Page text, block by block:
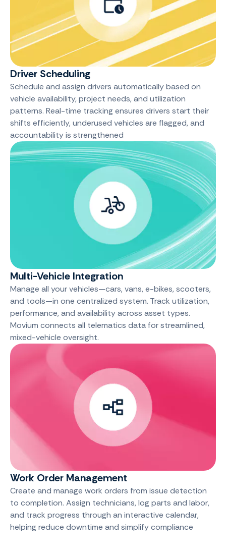
Driver Scheduling
Schedule and assign drivers automatically based on
vehicle availability, project needs, and utilization
patterns. Real-time tracking ensures drivers start their
shifts efficiently, underused vehicles are flagged, and
accountability is strengthened
Multi-Vehicle Integration
Manage all your vehicles—cars, vans, e-bikes, scooters,
and tools—in one centralized system. Track utilization,
performance, and availability across asset types.
Movium connects all telematics data for streamlined,
mixed-vehicle oversight.
Work Order Management
Create and manage work orders from issue detection
to completion. Assign technicians, log parts and labor,
and track progress through an interactive calendar,
helping reduce downtime and simplify compliance